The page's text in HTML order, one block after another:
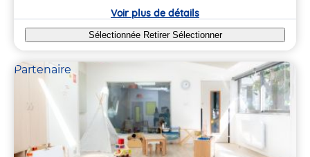
Voir plus de détails
Sélectionnée Retirer Sélectionner
Partenaire